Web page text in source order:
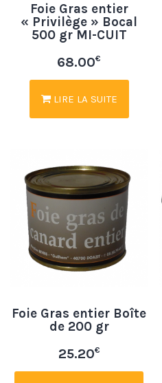
Foie Gras entier
« Privilège » Bocal
500 gr MI-CUIT
68.00€
LIRE LA SUITE
Foie Gras entier Boîte
de 200 gr
25.20€